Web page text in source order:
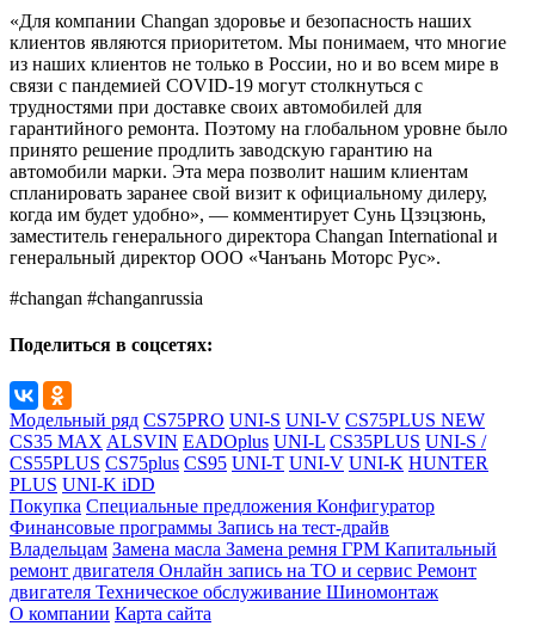
«Для компании Changan здоровье и безопасность наших
клиентов являются приоритетом. Мы понимаем, что многие
из наших клиентов не только в России, но и во всем мире в
связи с пандемией COVID-19 могут столкнуться с
трудностями при доставке своих автомобилей для
гарантийного ремонта. Поэтому на глобальном уровне было
принято решение продлить заводскую гарантию на
автомобили марки. Эта мера позволит нашим клиентам
спланировать заранее свой визит к официальному дилеру,
когда им будет удобно», — комментирует Сунь Цзэцзюнь,
заместитель генерального директора Changan International и
генеральный директор ООО «Чанъань Моторс Рус».
#changan #changanrussia
Поделиться в соцсетях:
Модельный ряд CS75PRO UNI-S UNI-V CS75PLUS NEW
CS35 MAX ALSVIN EADOplus UNI-L CS35PLUS UNI-S /
CS55PLUS CS75plus CS95 UNI-T UNI-V UNI-K HUNTER
PLUS UNI-K iDD
Покупка Специальные предложения Конфигуратор
Финансовые программы Запись на тест-драйв
Владельцам Замена масла Замена ремня ГРМ Капитальный
ремонт двигателя Онлайн запись на ТО и сервис Ремонт
двигателя Техническое обслуживание Шиномонтаж
О компании Карта сайта